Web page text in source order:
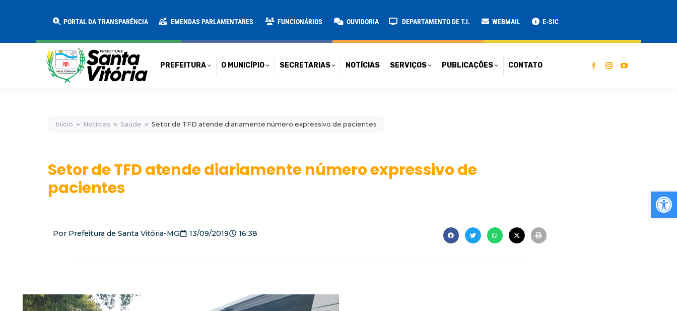
PORTAL DA TRANSPARÊNCIA EMENDAS PARLAMENTARES FUNCIONÁRIOS OUVIDORIA DEPARTAMENTO DE T.I. WEBMAIL E-SIC
PREFEITURA O MUNICÍPIO SECRETARIAS NOTÍCIAS SERVIÇOS PUBLICAÇÕES CONTATO
Início Notícias Saúde Setor de TFD atende diariamente número expressivo de pacientes
Setor de TFD atende diariamente número expressivo de
pacientes
Por Prefeitura de Santa Vitória-MG 13/09/2019 16:38